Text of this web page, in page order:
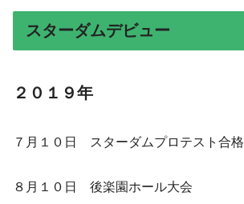
スターダムデビュー
２０１９年
７月１０日 スターダムプロテスト合格
８月１０日 後楽園ホール大会